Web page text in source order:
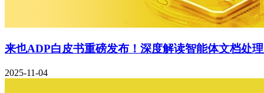
来也ADP白皮书重磅发布！深度解读智能体文档处
2025-11-04